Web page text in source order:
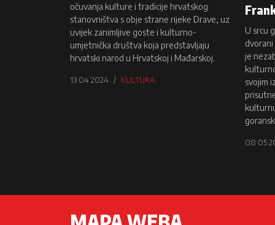
očuvanja kulture i tradicije hrvatskog
stanovništva s obje strane rijeke Drave, uz
uvijek zanimljive goste i kulturno-
umjetnička društva koja predstavljaju
hrvatski narod u Hrvatskoj i Mađarskoj.
13 04 2024 KULTURA
U srcu
dvorani
je
svojim
08 05